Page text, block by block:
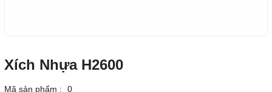
Xích Nhựa H2600
Mã sản phẩm :
0